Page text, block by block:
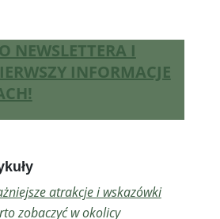
NEWSLETTERA I
INFORMACJE
atrakcje i wskazówki
zobaczyć w okolicy